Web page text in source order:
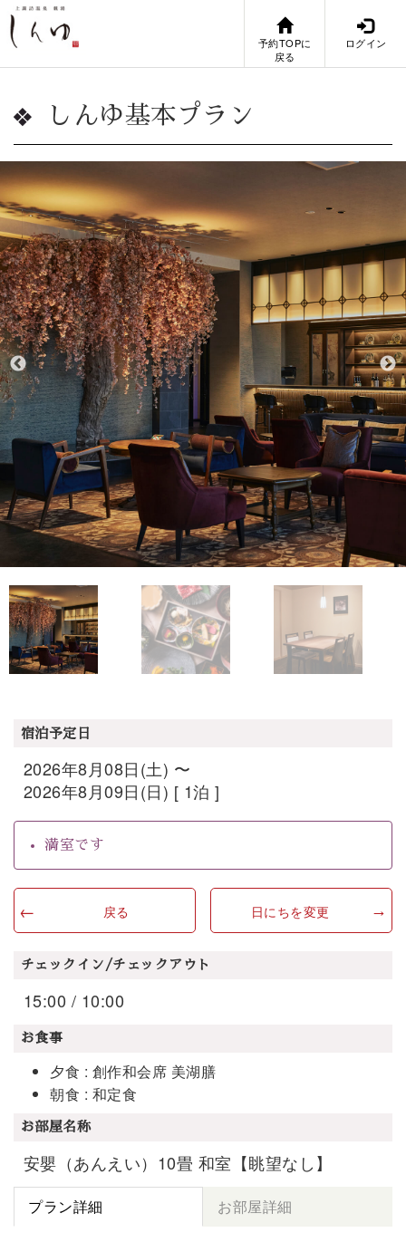
予約TOPに
戻る
ログイン
しんゆ基本プラン
宿泊予定日
2026年8月08日(土) 〜
2026年8月09日(日) [ 1泊 ]
満室です
戻る 日にちを変更
チェックイン/チェックアウト
15:00 / 10:00
お食事
夕食 : 創作和会席 美湖膳
朝食 : 和定食
お部屋名称
安嬰（あんえい）10畳 和室【眺望なし】
プラン詳細 お部屋詳細